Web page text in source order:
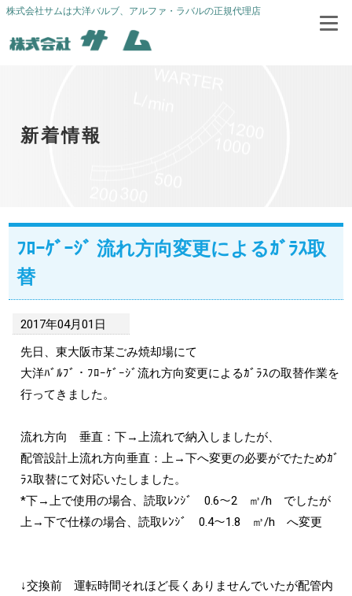
株式会社サムは大洋バルブ、アルファ・ラバルの正規代理店
新着情報
ﾌﾛｰｹﾞｰｼﾞ 流れ方向変更によるｶﾞﾗｽ取
替
2017年04月01日
先日、東大阪市某ごみ焼却場にて
大洋ﾊﾞﾙﾌﾞ・ﾌﾛｰｹﾞｰｼﾞ流れ方向変更によるｶﾞﾗｽの取替作業を
行ってきました。
流れ方向 垂直：下→上流れで納入しましたが、
配管設計上流れ方向垂直：上→下へ変更の必要がでたためｶﾞ
ﾗｽ取替にて対応いたしました。
*下→上で使用の場合、読取ﾚﾝｼﾞ 0.6～2 ㎥/h でしたが
上→下で仕様の場合、読取ﾚﾝｼﾞ 0.4～1.8 ㎥/h へ変更
↓交換前 運転時間それほど長くありませんでいたが配管内